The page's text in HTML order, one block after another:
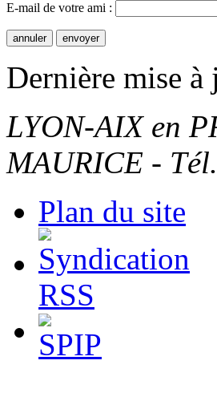
E-mail de votre ami :
Dernière mise
LYON-AIX en
MAURICE -
Plan du site